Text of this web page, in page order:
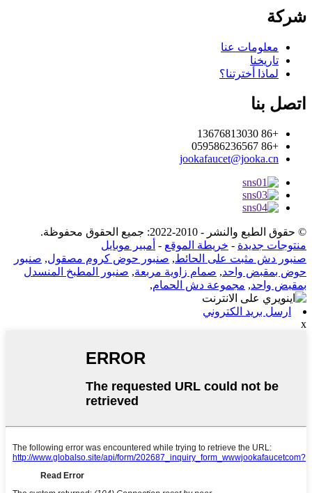
شركة
معلومات عنا
تاريخنا
لماذا أخترتنا؟
اتصل بنا
+86 13676813030
+86 059586236567
jookafaucet@jooka.cn
© حقوق الطبع والنشر - 2010-2022: جميع الحقوق محفوظة.
منتوجات جديدة - خريطة الموقع - أمبير موبايل
صنبور دش مثبت على الحائط, صنبور حوض كروم مصقول, صنبور
حوض بمقبض واحد, صمام زاوية مربعة, صنبور المطبخ المنسدل
بمقبض واحد, مجموعة دش الحمام,
ارسل بريد الكتروني
x